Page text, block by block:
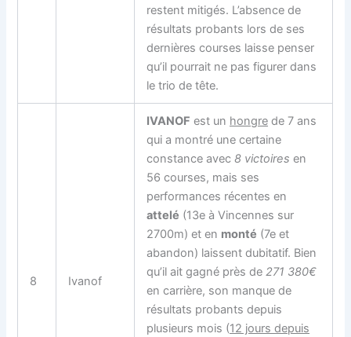
restent mitigés. L’absence de
résultats probants lors de ses
dernières courses laisse penser
qu’il pourrait ne pas figurer dans
le trio de tête.
8 Ivanof
IVANOF est un hongre de 7 ans
qui a montré une certaine
constance avec8 victoires en
56 courses, mais ses
performances récentes en
attelé (13e à Vincennes sur
2700m) et en monté (7e et
abandon) laissent dubitatif. Bien
qu’il ait gagné près de271 380€
en carrière, son manque de
résultats probants depuis
plusieurs mois (12 jours depuis